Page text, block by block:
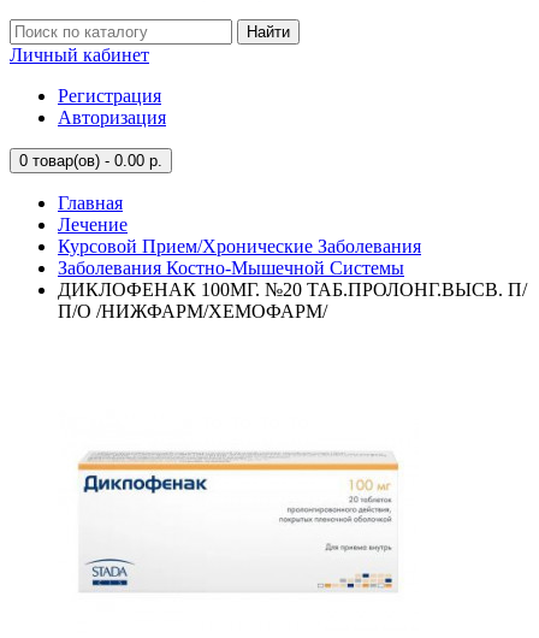
Найти
Личный кабинет
Регистрация
Авторизация
0 товар(ов) - 0.00 р.
Главная
Лечение
Курсовой Прием/Хронические Заболевания
Заболевания Костно-Мышечной Системы
ДИКЛОФЕНАК 100МГ. №20 ТАБ.ПРОЛОНГ.ВЫСВ. П/
П/О /НИЖФАРМ/ХЕМОФАРМ/